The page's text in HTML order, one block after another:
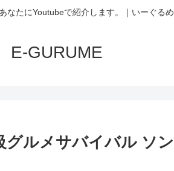
なたにYoutubeで紹介します。｜いーぐるめ
E-GURUME
グルメサバイバル ソン